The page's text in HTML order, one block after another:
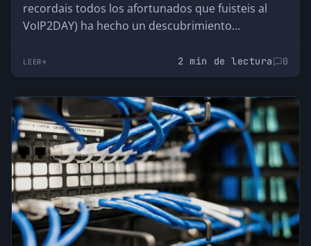
recordais todos los afortunados que fuisteis al
VoIP2DAY) ha hecho un descubrimiento
LEER 2 min de lectura 0